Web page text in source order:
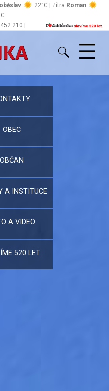
210 |
22°C | Zítra Roman
stránky
OBEC
OBČAN
A INSTITUCE
A VIDEO
520 LET